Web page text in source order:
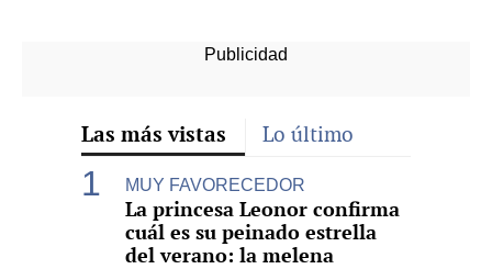
Las más vistas Lo último
MUY FAVORECEDOR
La princesa Leonor confirma
cuál es su peinado estrella
del verano: la melena